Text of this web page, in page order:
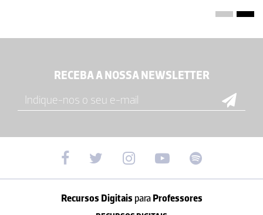
RECEBA A NOSSA NEWSLETTER
Recursos Digitais paraProfessores